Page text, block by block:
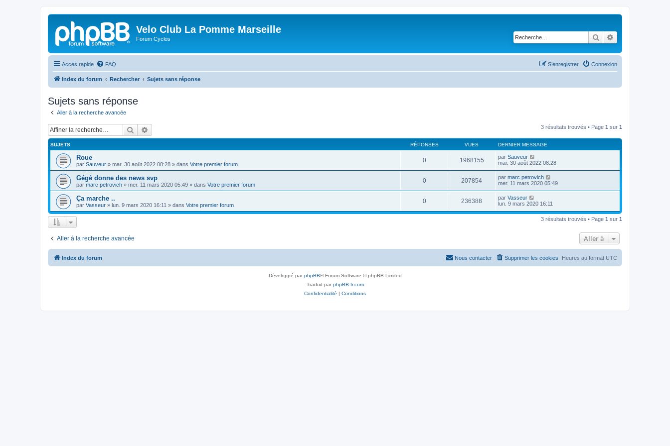
Velo Club La Pomme Marseille
Forum Cyclos Rechercher
Accès rapide FAQ Connexion
S’enregistrer
Index du forum Rechercher Sujets sans réponse
Sujets sans réponse
Aller à la recherche avancée
Rechercher 3 résultats trouvés • Page 1 sur 1
SUJETS RÉPONSES VUES DERNIER MESSAGE
Roue
par Sauveur » mar. 30 août 2022 08:28 » dans Votre premier forum
0 1968155 par Sauveur
mar. 30 août 2022 08:28
Gégé donne des news svp
par marc petrovich » mer. 11 mars 2020 05:49 » dans Votre premier forum
0 207854 par marc petrovich
mer. 11 mars 2020 05:49
Ça marche ..
par Vasseur » lun. 9 mars 2020 16:11 » dans Votre premier forum
0 236388 par Vasseur
lun. 9 mars 2020 16:11
3 résultats trouvés • Page 1 sur 1
Aller à la recherche avancée Aller à
Index du forum Heures au format UTC
Supprimer les cookies
Nous contacter
Développé parphpBB® Forum Software © phpBB Limited
Traduit parphpBB-fr.com
Confidentialité | Conditions